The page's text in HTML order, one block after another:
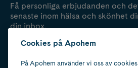
Få personliga erbjudanden och
senaste inom hälsa och skönhet
din inbox.
Cookies på Apohem
På Apohem använder vi oss av